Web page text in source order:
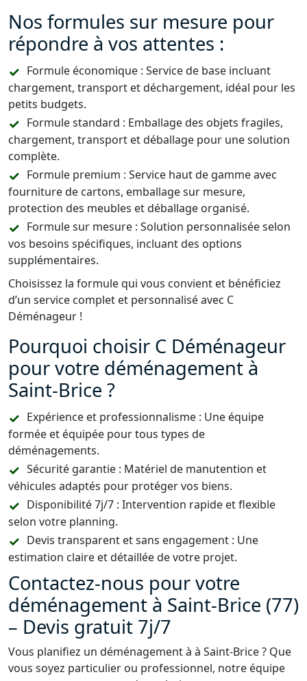
Nos formules sur mesure pour
répondre à vos attentes :
Formule économique : Service de base incluant
chargement, transport et déchargement, idéal pour les
petits budgets.
Formule standard : Emballage des objets fragiles,
chargement, transport et déballage pour une solution
complète.
Formule premium : Service haut de gamme avec
fourniture de cartons, emballage sur mesure,
protection des meubles et déballage organisé.
Formule sur mesure : Solution personnalisée selon
vos besoins spécifiques, incluant des options
supplémentaires.
Choisissez la formule qui vous convient et bénéficiez
d’un service complet et personnalisé avec C
Déménageur !
Pourquoi choisir C Déménageur
pour votre déménagement à
Saint-Brice ?
Expérience et professionnalisme : Une équipe
formée et équipée pour tous types de
déménagements.
Sécurité garantie : Matériel de manutention et
véhicules adaptés pour protéger vos biens.
Disponibilité 7j/7 : Intervention rapide et flexible
selon votre planning.
Devis transparent et sans engagement : Une
estimation claire et détaillée de votre projet.
Contactez-nous pour votre
déménagement à Saint-Brice (77)
– Devis gratuit 7j/7
Vous planifiez un déménagement à à Saint-Brice ? Que
vous soyez particulier ou professionnel, notre équipe